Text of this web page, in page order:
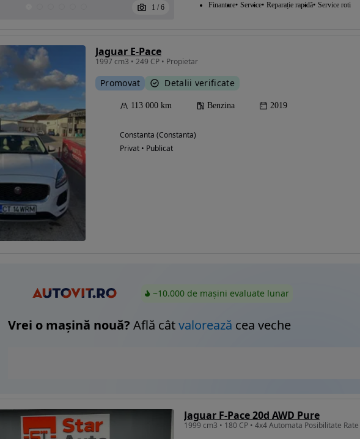
Eligibil pentru
1 / 6 Finantare Service Reparație rapidă Service roti
Jaguar E-Pace
1997 cm3 • 249 CP • Propietar
Promovat Detalii verificate
113 000 km Benzina 2019
Constanta (Constanta)
Privat • Publicat
~10.000 de mașini evaluate lunar
Vrei o mașină nouă? Află câtvalorează cea veche
Jaguar F-Pace 20d AWD Pure